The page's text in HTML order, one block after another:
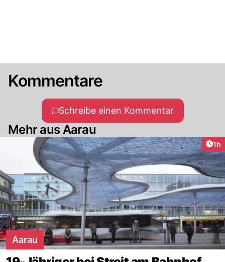
Kommentare
Schreibe einen Kommentar
Mehr aus Aarau
1h
Aarau